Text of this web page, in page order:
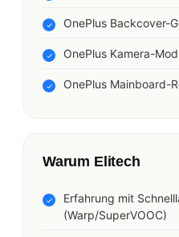
OnePlus Backcover-
OnePlus Kamera-
OnePlus Mainboard-
Warum Elitech
Erfahrung mit
(Warp/SuperVOOC)